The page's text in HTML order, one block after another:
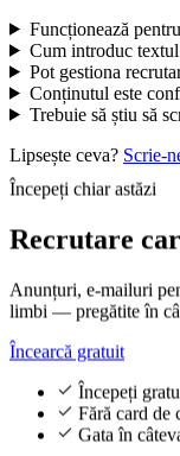
Funcționează
Cum introduc
Pot gestiona
Conținutul este
Trebuie să știu să
Lipsește ceva? Scrie-
Începeți chiar astăzi
Recrutare
Anunțuri, e-mailuri
limbi — pregătite în
Încearcă gratuit
Începeți
Fără card de
Gata în